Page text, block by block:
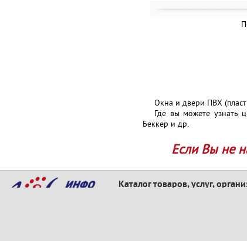
Окна и двери ПВХ
Где вы можете узнать
Беккер и др.
Если Вы не
Каталог товаров, услуг,